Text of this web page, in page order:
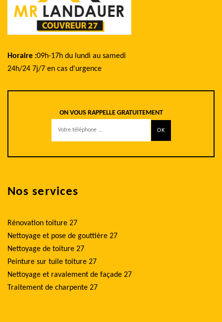
Horaire :09h-17h du lundi au samedi
24h/24 7j/7 en cas d'urgence
ON VOUS RAPPELLE GRATUITEMENT
Nos services
Rénovation toiture 27
Nettoyage et pose de gouttière 27
Nettoyage de toiture 27
Peinture sur tuile toiture 27
Nettoyage et ravalement de façade 27
Traitement de charpente 27